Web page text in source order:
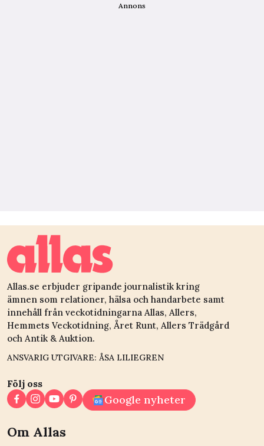
Annons
Allas.se erbjuder gripande journalistik kring
ämnen som relationer, hälsa och handarbete samt
innehåll från veckotidningarna Allas, Allers,
Hemmets Veckotidning, Året Runt, Allers Trädgård
och Antik & Auktion.
ANSVARIG UTGIVARE: ÅSA LILIEGREN
Följ oss
Google nyheter
Om Allas